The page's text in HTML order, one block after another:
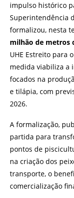
impulso histórico
Superintendência
formalizou, nesta
milhão de metros
UHE Estreito para
medida viabiliza a
focados na
e tilápia, com
2026.
A formalização,
partida para
pontos de
na criação dos
transporte, o
comercialização